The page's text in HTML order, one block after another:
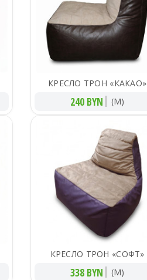
КРЕСЛО ТРОН «КАКАО»
240 BYN (M)
КРЕСЛО ТРОН «СОФТ»
338 BYN (M)